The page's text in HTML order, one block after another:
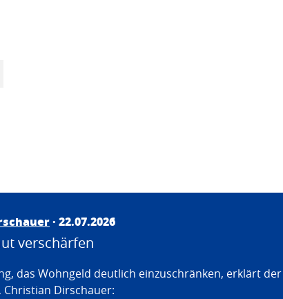
· 22.07.2026
verschärfen
das Wohngeld deutlich einzuschränken, erklärt
Christian Dirschauer: